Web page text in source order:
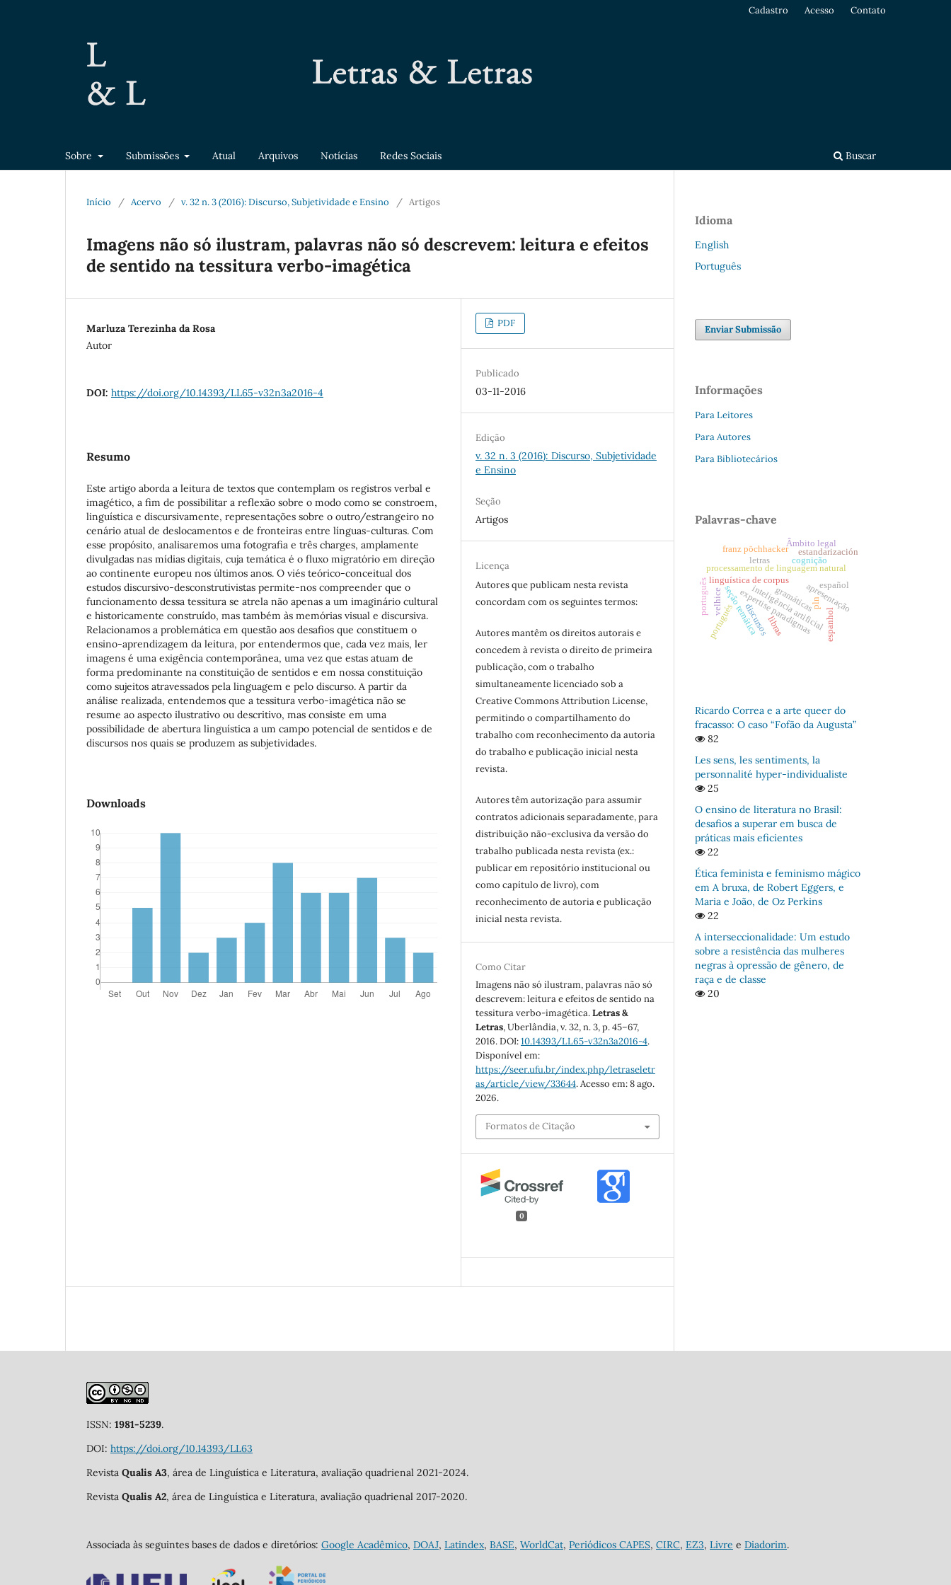
Sobre Submissões Atual Arquivos Notícias Redes Sociais Buscar
Cadastro Acesso Contato
Início / Acervo / v. 32 n. 3 (2016): Discurso, Subjetividade e Ensino / Artigos
Imagens não só ilustram, palavras não só descrevem: leitura e efeitos
de sentido na tessitura verbo-imagética
Marluza Terezinha da Rosa
Autor
DOI: https://doi.org/10.14393/LL65-v32n3a2016-4
Resumo
Este artigo aborda a leitura de textos que contemplam os registros verbal e
imagético, a fim de possibilitar a reflexão sobre o modo como se constroem,
linguística e discursivamente, representações sobre o outro/estrangeiro no
cenário atual de deslocamentos e de fronteiras entre línguas-culturas. Com
esse propósito, analisaremos uma fotografia e três charges, amplamente
divulgadas nas mídias digitais, cuja temática é o fluxo migratório em direção
ao continente europeu nos últimos anos. O viés teórico-conceitual dos
estudos discursivo-desconstrutivistas permite-nos compreender que o
funcionamento dessa tessitura se atrela não apenas a um imaginário cultural
e historicamente construído, mas também às memórias visual e discursiva.
Relacionamos a problemática em questão aos desafios que constituem o
ensino-aprendizagem da leitura, por entendermos que, cada vez mais, ler
imagens é uma exigência contemporânea, uma vez que estas atuam de
forma predominante na constituição de sentidos e em nossa constituição
como sujeitos atravessados pela linguagem e pelo discurso. A partir da
análise realizada, entendemos que a tessitura verbo-imagética não se
resume ao aspecto ilustrativo ou descritivo, mas consiste em uma
possibilidade de abertura linguística a um campo potencial de sentidos e de
discursos nos quais se produzem as subjetividades.
Downloads
PDF
Publicado
03-11-2016
Edição
v. 32 n. 3 (2016): Discurso, Subjetividade
e Ensino
Seção
Artigos
Licença
Autores que publicam nesta revista
concordam com os seguintes termos:
Autores mantêm os direitos autorais e
concedem à revista o direito de primeira
publicação, com o trabalho
simultaneamente licenciado sob a
Creative Commons Attribution License,
permitindo o compartilhamento do
trabalho com reconhecimento da autoria
do trabalho e publicação inicial nesta
revista.
Autores têm autorização para assumir
contratos adicionais separadamente, para
distribuição não-exclusiva da versão do
trabalho publicada nesta revista (ex.:
publicar em repositório institucional ou
como capítulo de livro), com
reconhecimento de autoria e publicação
inicial nesta revista.
Como Citar
Imagens não só ilustram, palavras não só
descrevem: leitura e efeitos de sentido na
tessitura verbo-imagética.Letras &
Letras, Uberlândia, v. 32, n. 3, p. 45–67,
2016. DOI:10.14393/LL65-v32n3a2016-4.
Disponível em:
https://seer.ufu.br/index.php/letraseletr
as/article/view/33644. Acesso em: 8 ago.
2026.
Formatos de Citação
0
Idioma
English
Português
Enviar Submissão
Informações
Para Leitores
Para Autores
Para Bibliotecários
Palavras-chave
linguística de corpus
processamento de linguagem natural
inteligência artificial
letras
apresentação
seção temática
cognição
expertise paradigmas
estandarización
gramáticas
portugués
español
português
espanhol
Âmbito legal
franz pöchhacker
libras
pln
velhice
discursos
Ricardo Correa e a arte queer do
fracasso: O caso “Fofão da Augusta”
82
Les sens, les sentiments, la
personnalité hyper-individualiste
25
O ensino de literatura no Brasil:
desafios a superar em busca de
práticas mais eficientes
22
Ética feminista e feminismo mágico
em A bruxa, de Robert Eggers, e
Maria e João, de Oz Perkins
22
A interseccionalidade: Um estudo
sobre a resistência das mulheres
negras à opressão de gênero, de
raça e de classe
20
ISSN: 1981-5239.
DOI: https://doi.org/10.14393/LL63
Revista Qualis A3, área de Linguística e Literatura, avaliação quadrienal 2021-2024.
Revista Qualis A2, área de Linguística e Literatura, avaliação quadrienal 2017-2020.
Associada às seguintes bases de dados e diretórios: Google Acadêmico, DOAJ, Latindex, BASE, WorldCat, Periódicos CAPES, CIRC, EZ3, Livre e Diadorim.